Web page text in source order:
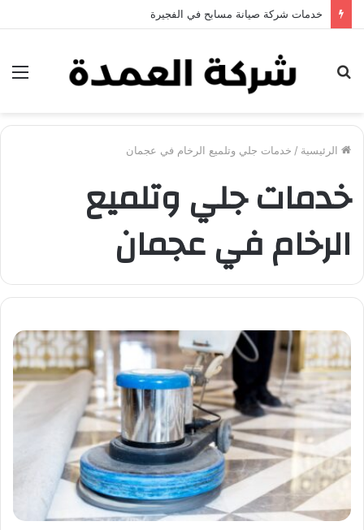
خدمات شركة صيانة مسابح في الفجيرة
الرئيسية / خدمات جلي وتلميع الرخام في عجمان
خدمات جلي وتلميع
الرخام في عجمان